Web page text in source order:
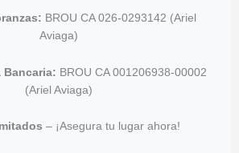
BROU CA 026-0293142 (Ariel
Aviaga)
Bancaria: BROU CA 001206938-00002
(Ariel Aviaga)
– ¡Asegura tu lugar ahora!